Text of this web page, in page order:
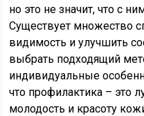
но это не значит, что с
Существует множество
видимость и улучшить
выбрать подходящий
индивидуальные
что профилактика – это
молодость и красоту